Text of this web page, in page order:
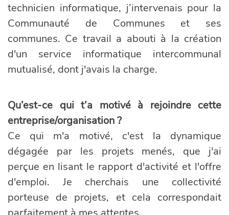
technicien informatique, j’intervenais pour la
Communauté de Communes et ses
communes. Ce travail a abouti à la création
d'un service informatique intercommunal
mutualisé, dont j'avais la charge.
Qu’est-ce qui t’a motivé à rejoindre cette
entreprise/organisation ?
Ce qui m'a motivé, c'est la dynamique
dégagée par les projets menés, que j'ai
perçue en lisant le rapport d'activité et l'offre
d'emploi. Je cherchais une collectivité
porteuse de projets, et cela correspondait